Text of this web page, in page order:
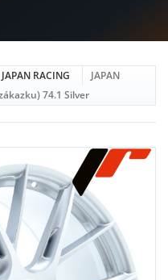
JAPAN RACING
JAPAN
74.1 Silver